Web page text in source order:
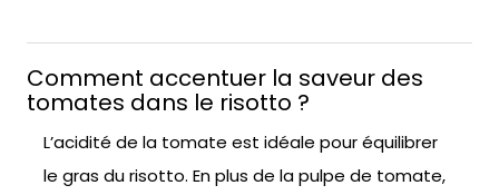
Comment accentuer la saveur des
tomates dans le risotto ?
L’acidité de la tomate est idéale pour équilibrer
le gras du risotto. En plus de la pulpe de tomate,